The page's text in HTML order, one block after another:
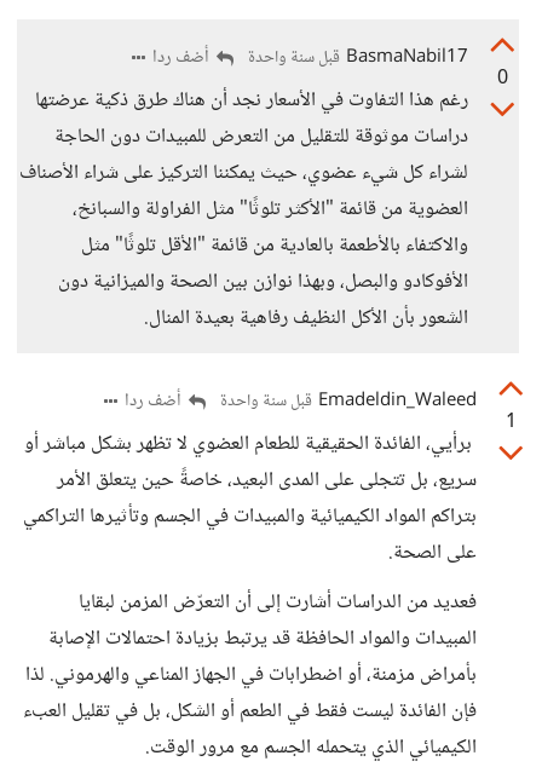
0
BasmaNabil17 قبل سنة واحدة أضف ردا
رغم هذا التفاوت في الأسعار نجد أن هناك طرق ذكية عرضتها
دراسات موثوقة للتقليل من التعرض للمبيدات دون الحاجة
لشراء كل شيء عضوي، حيث يمكننا التركيز على شراء الأصناف
العضوية من قائمة "الأكثر تلوثًا" مثل الفراولة والسبانخ،
والاكتفاء بالأطعمة بالعادية من قائمة "الأقل تلوثًا" مثل
الأفوكادو والبصل، وبهذا نوازن بين الصحة والميزانية دون
الشعور بأن الأكل النظيف رفاهية بعيدة المنال.
1
Emadeldin_Waleed قبل سنة واحدة أضف ردا
برأيي، الفائدة الحقيقية للطعام العضوي لا تظهر بشكل مباشر أو
سريع، بل تتجلى على المدى البعيد، خاصةً حين يتعلق الأمر
بتراكم المواد الكيميائية والمبيدات في الجسم وتأثيرها التراكمي
على الصحة.
فعديد من الدراسات أشارت إلى أن التعرّض المزمن لبقايا
المبيدات والمواد الحافظة قد يرتبط بزيادة احتمالات الإصابة
بأمراض مزمنة، أو اضطرابات في الجهاز المناعي والهرموني. لذا
فإن الفائدة ليست فقط في الطعم أو الشكل، بل في تقليل العبء
الكيميائي الذي يتحمله الجسم مع مرور الوقت.